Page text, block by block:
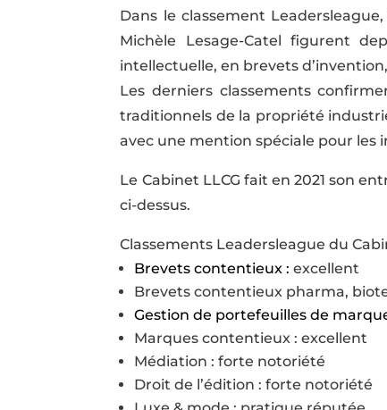
Dans le classement
Michèle Lesage-Catel figurent
intellectuelle, en brevets
Les derniers classements
traditionnels de la propriété
avec une mention spéciale pour les
Le Cabinet LLCG fait en 2021 son
ci-dessus.
Classements Leadersleague du
Brevets contentieux : excellent
Brevets contentieux pharma,
Gestion de portefeuilles de
Marques contentieux : excellent
Médiation : forte notoriété
Droit de l’édition : forte notoriété